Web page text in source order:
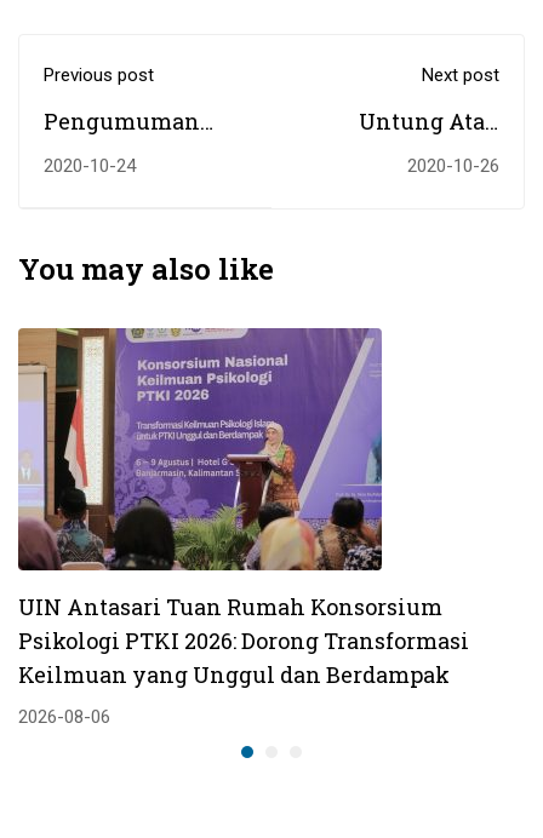
Previous post
Pengumuman
Tentang
Penerima
Beasiswa KIP
Kuliah UIN
Antasari Tahun
2020
2020-10-24
Next post
Untung Atau
Buntung Saat
2020-10-26
You may also like
UIN Antasari Tuan Rumah Konsorsium
Psikologi PTKI 2026: Dorong Transformasi
Keilmuan yang Unggul dan Berdampak
2026-08-06